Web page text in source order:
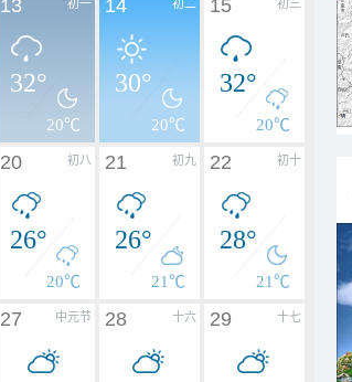
初一
13
32°
20℃
初二
14
30°
20℃
初三
15
32°
20℃
初八
20
26°
20℃
初九
21
26°
21℃
初十
22
28°
21℃
中元节
27 十六
28 十七
29